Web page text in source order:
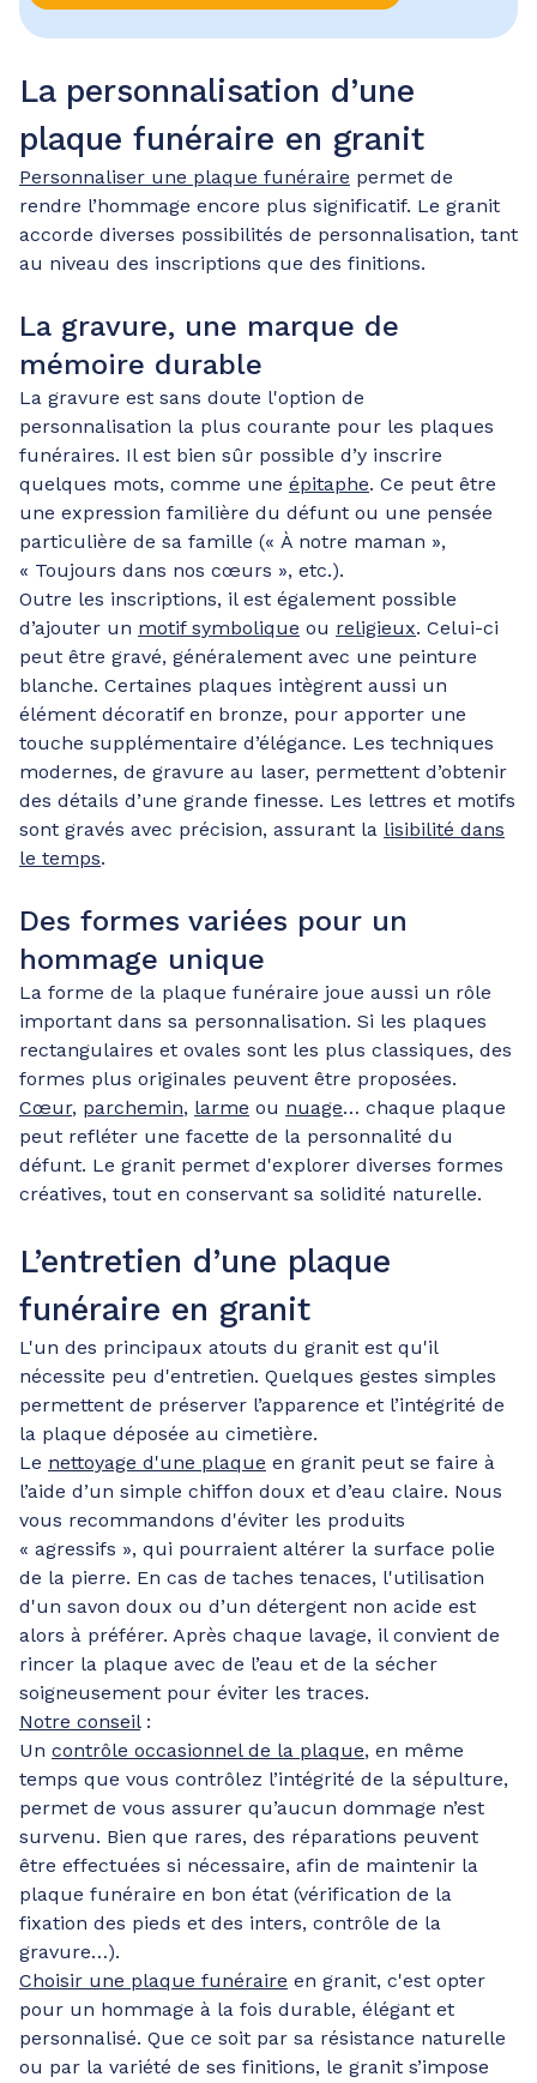
La personnalisation d’une
plaque funéraire en granit
Personnaliser une plaque funéraire permet de
rendre l’hommage encore plus significatif. Le granit
accorde diverses possibilités de personnalisation, tant
au niveau des inscriptions que des finitions.
La gravure, une marque de
mémoire durable
La gravure est sans doute l'option de
personnalisation la plus courante pour les plaques
funéraires. Il est bien sûr possible d’y inscrire
quelques mots, comme une épitaphe. Ce peut être
une expression familière du défunt ou une pensée
particulière de sa famille (« À notre maman »,
« Toujours dans nos cœurs », etc.).
Outre les inscriptions, il est également possible
d’ajouter un motif symbolique ou religieux. Celui-ci
peut être gravé, généralement avec une peinture
blanche. Certaines plaques intègrent aussi un
élément décoratif en bronze, pour apporter une
touche supplémentaire d’élégance. Les techniques
modernes, de gravure au laser, permettent d’obtenir
des détails d’une grande finesse. Les lettres et motifs
sont gravés avec précision, assurant la lisibilité dans
le temps.
Des formes variées pour un
hommage unique
La forme de la plaque funéraire joue aussi un rôle
important dans sa personnalisation. Si les plaques
rectangulaires et ovales sont les plus classiques, des
formes plus originales peuvent être proposées.
Cœur, parchemin, larme ou nuage… chaque plaque
peut refléter une facette de la personnalité du
défunt. Le granit permet d'explorer diverses formes
créatives, tout en conservant sa solidité naturelle.
L’entretien d’une plaque
funéraire en granit
L'un des principaux atouts du granit est qu'il
nécessite peu d'entretien. Quelques gestes simples
permettent de préserver l’apparence et l’intégrité de
la plaque déposée au cimetière.
Le nettoyage d'une plaque en granit peut se faire à
l’aide d’un simple chiffon doux et d’eau claire. Nous
vous recommandons d'éviter les produits
« agressifs », qui pourraient altérer la surface polie
de la pierre. En cas de taches tenaces, l'utilisation
d'un savon doux ou d’un détergent non acide est
alors à préférer. Après chaque lavage, il convient de
rincer la plaque avec de l’eau et de la sécher
soigneusement pour éviter les traces.
Notre conseil:
Un contrôle occasionnel de la plaque, en même
temps que vous contrôlez l’intégrité de la sépulture,
permet de vous assurer qu’aucun dommage n’est
survenu. Bien que rares, des réparations peuvent
être effectuées si nécessaire, afin de maintenir la
plaque funéraire en bon état (vérification de la
fixation des pieds et des inters, contrôle de la
gravure…).
Choisir une plaque funéraire en granit, c'est opter
pour un hommage à la fois durable, élégant et
personnalisé. Que ce soit par sa résistance naturelle
ou par la variété de ses finitions, le granit s’impose